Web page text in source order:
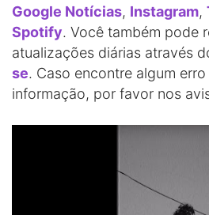
Google Notícias, Instagram,
Spotify. Você também pode
atualizações diárias através
se. Caso encontre algum
informação, por favor nos